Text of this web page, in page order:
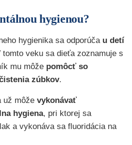
hygienou?
hygienika sa odporúča u detí
tomto veku sa dieťa zoznamuje s
mu môže pomôcť so
zúbkov.
už môže vykonávať
hygiena, pri ktorej sa
a vykonáva sa fluoridácia na